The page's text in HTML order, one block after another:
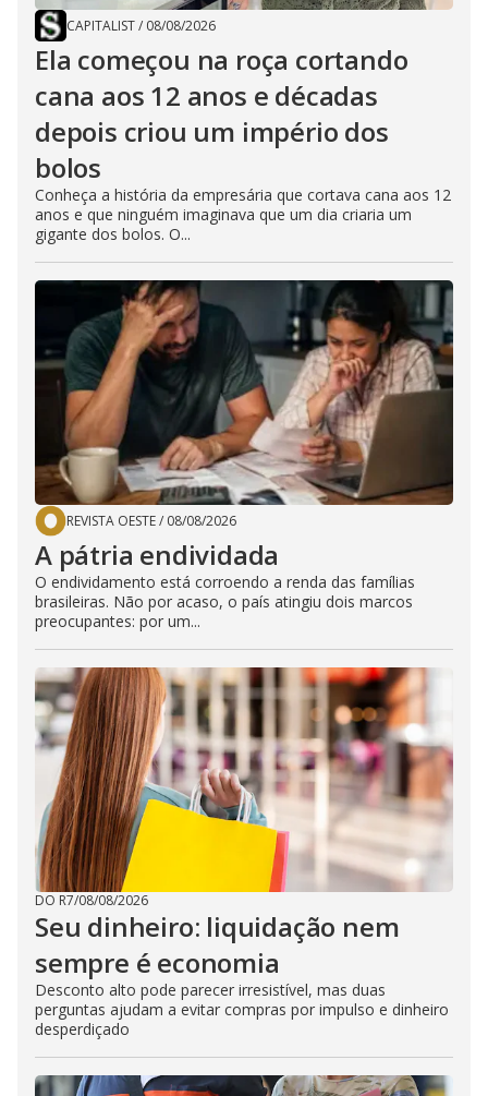
CAPITALIST/ 08/08/2026
Ela começou na roça cortando
cana aos 12 anos e décadas
depois criou um império dos
bolos
Conheça a história da empresária que cortava cana aos 12
anos e que ninguém imaginava que um dia criaria um
gigante dos bolos. O...
REVISTA OESTE/ 08/08/2026
A pátria endividada
O endividamento está corroendo a renda das famílias
brasileiras. Não por acaso, o país atingiu dois marcos
preocupantes: por um...
DO R7/08/08/2026
Seu dinheiro: liquidação nem
sempre é economia
Desconto alto pode parecer irresistível, mas duas
perguntas ajudam a evitar compras por impulso e dinheiro
desperdiçado